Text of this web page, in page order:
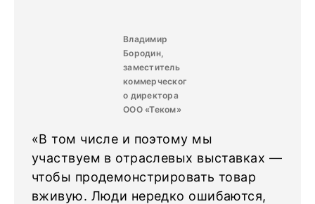
Владимир
Бородин,
заместитель
коммерческог
о директора
ООО «Теком»
«В том числе и поэтому мы
участвуем в отраслевых выставках —
чтобы продемонстрировать товар
вживую. Люди нередко ошибаются,